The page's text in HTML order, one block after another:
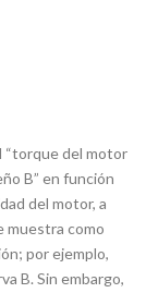
“torque del motor
B” en función
del motor, a
muestra como
por ejemplo,
B. Sin embargo,